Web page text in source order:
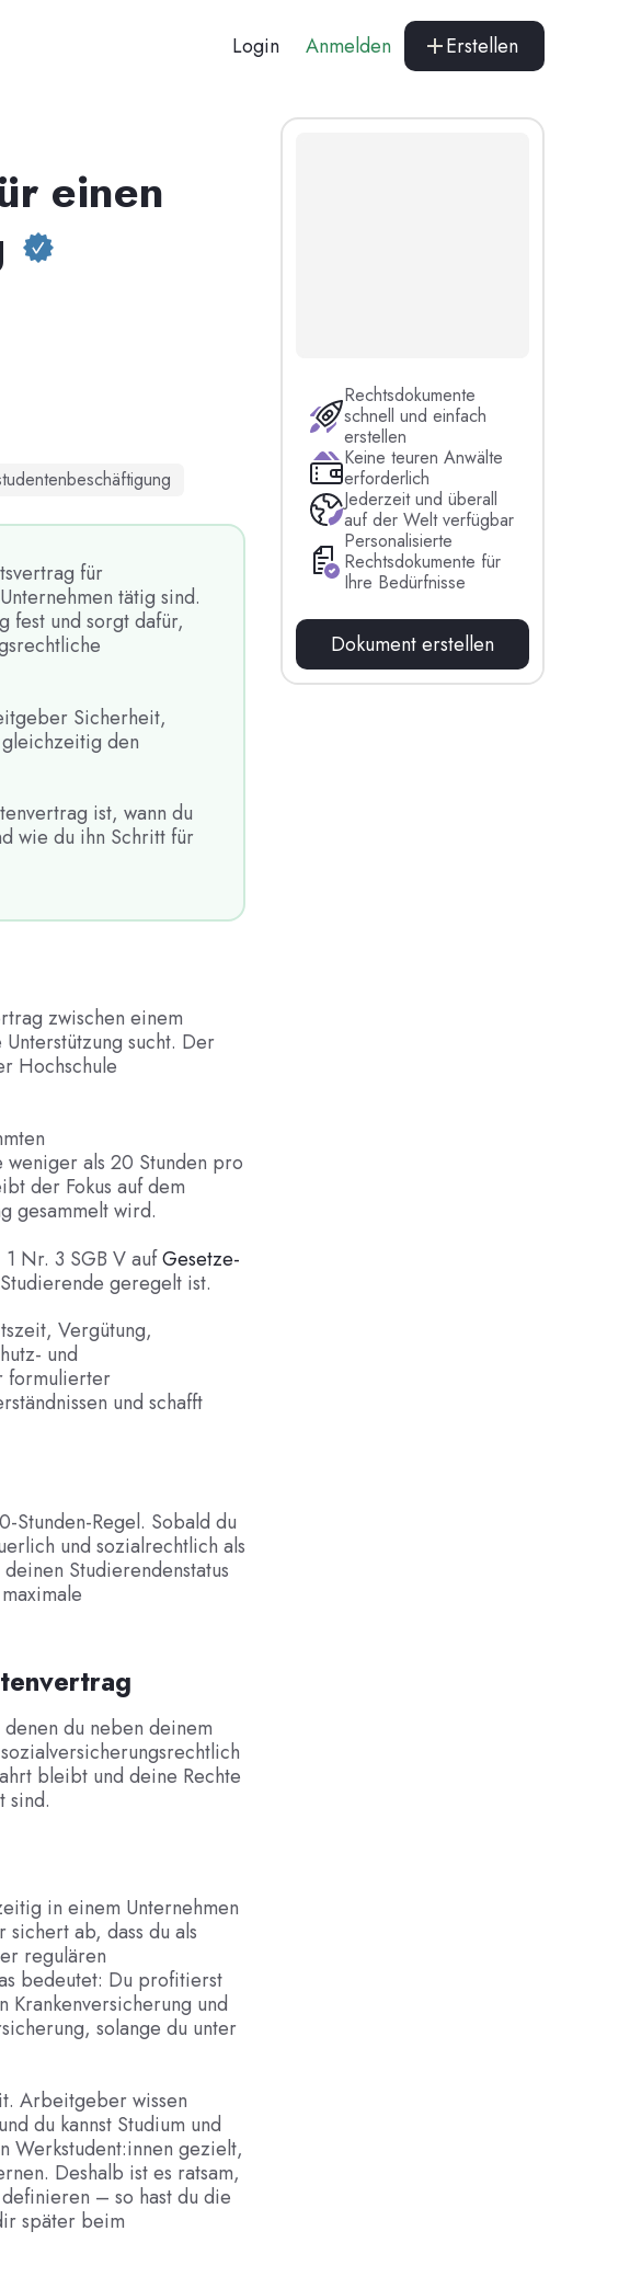
Login Anmelden Erstellen
einen
Rechtsdokumente
schnell und einfach
erstellen
Keine teuren Anwälte
erforderlich
Jederzeit und überall
auf der Welt verfügbar
Personalisierte
Rechtsdokumente für
Ihre Bedürfnisse
Dokument erstellen
für
tätig sind.
fest und sorgt dafür,
Sicherheit,
den
ist, wann du
wie du ihn Schritt für
zwischen einem
sucht. Der
Hochschule
als 20 Stunden pro
der Fokus auf dem
gesammelt wird.
Nr. 3 SGB V aufGesetze-
geregelt ist.
Vergütung,
und
formulierter
und schafft
Stunden-Regel. Sobald du
und sozialrechtlich als
Studierendenstatus
du neben deinem
bleibt und deine Rechte
sind.
in einem Unternehmen
ab, dass du als
regulären
bedeutet: Du profitierst
und
solange du unter
Arbeitgeber wissen
du kannst Studium und
Werkstudent:innen gezielt,
Deshalb ist es ratsam,
– so hast du die
später beim